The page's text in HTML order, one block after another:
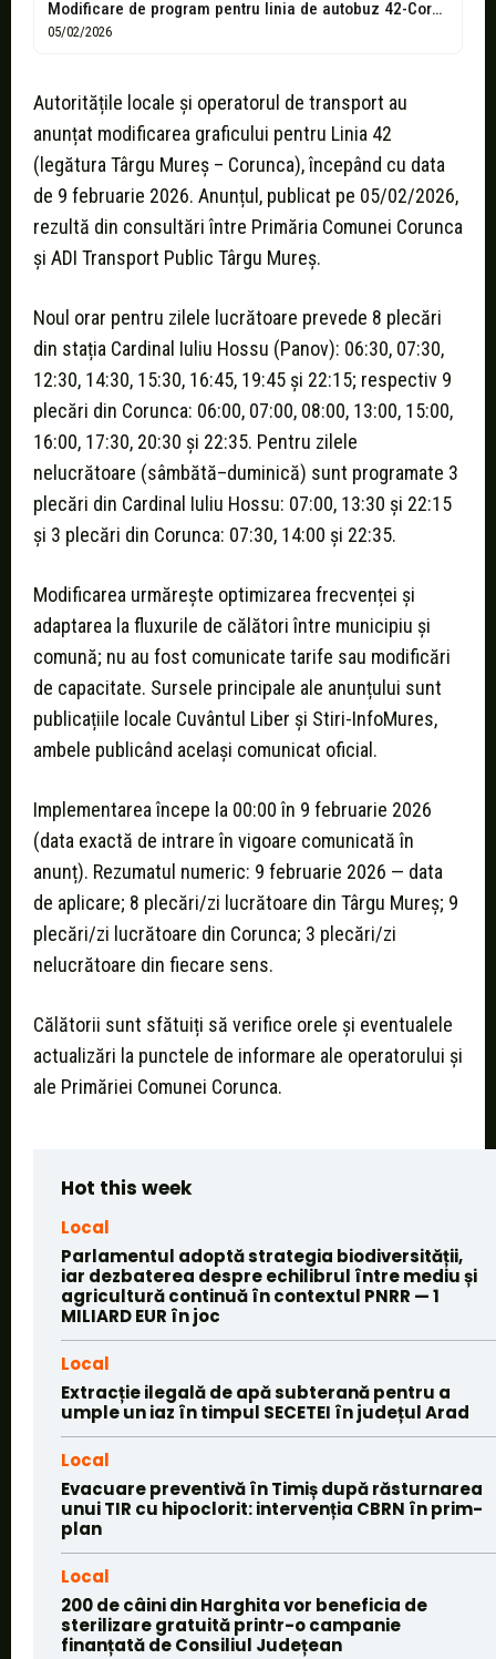
Modificare de program pentru linia de autobuz 42-Corunca
05/02/2026
Autoritățile locale și operatorul de transport au
anunțat modificarea graficului pentru Linia 42
(legătura Târgu Mureș – Corunca), începând cu data
de 9 februarie 2026. Anunțul, publicat pe 05/02/2026,
rezultă din consultări între Primăria Comunei Corunca
și ADI Transport Public Târgu Mureș.
Noul orar pentru zilele lucrătoare prevede 8 plecări
din stația Cardinal Iuliu Hossu (Panov): 06:30, 07:30,
12:30, 14:30, 15:30, 16:45, 19:45 și 22:15; respectiv 9
plecări din Corunca: 06:00, 07:00, 08:00, 13:00, 15:00,
16:00, 17:30, 20:30 și 22:35. Pentru zilele
nelucrătoare (sâmbătă–duminică) sunt programate 3
plecări din Cardinal Iuliu Hossu: 07:00, 13:30 și 22:15
și 3 plecări din Corunca: 07:30, 14:00 și 22:35.
Modificarea urmărește optimizarea frecvenței și
adaptarea la fluxurile de călători între municipiu și
comună; nu au fost comunicate tarife sau modificări
de capacitate. Sursele principale ale anunțului sunt
publicațiile locale Cuvântul Liber și Stiri-InfoMures,
ambele publicând același comunicat oficial.
Implementarea începe la 00:00 în 9 februarie 2026
(data exactă de intrare în vigoare comunicată în
anunț). Rezumatul numeric: 9 februarie 2026 — data
de aplicare; 8 plecări/zi lucrătoare din Târgu Mureș; 9
plecări/zi lucrătoare din Corunca; 3 plecări/zi
nelucrătoare din fiecare sens.
Călătorii sunt sfătuiți să verifice orele și eventualele
actualizări la punctele de informare ale operatorului și
ale Primăriei Comunei Corunca.
Hot this week
Local
Parlamentul adoptă strategia biodiversității,
iar dezbaterea despre echilibrul între mediu și
agricultură continuă în contextul PNRR — 1
MILIARD EUR în joc
Local
Extracție ilegală de apă subterană pentru a
umple un iaz în timpul SECETEI în județul Arad
Local
Evacuare preventivă în Timiș după răsturnarea
unui TIR cu hipoclorit: intervenția CBRN în prim-
plan
Local
200 de câini din Harghita vor beneficia de
sterilizare gratuită printr-o campanie
finanțată de Consiliul Județean